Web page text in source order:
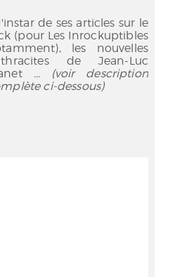
de ses articles sur le
(pour Les Inrockuptibles
les nouvelles
de Jean-Luc
... (voir description
ci-dessous)